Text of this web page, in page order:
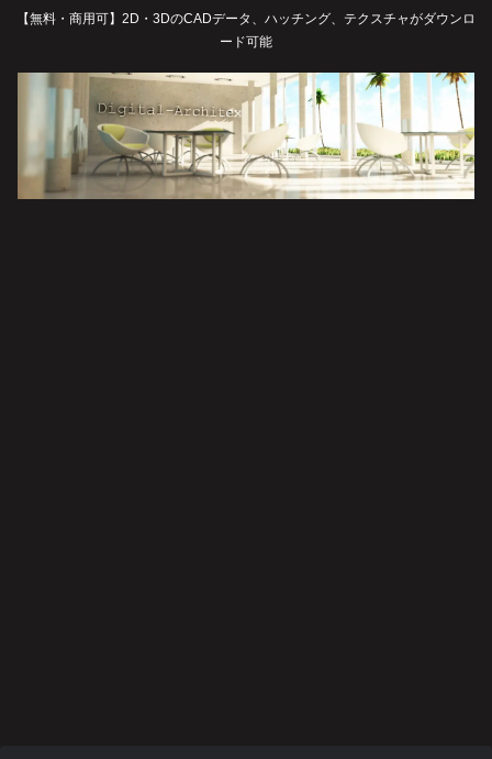
【無料・商用可】2D・3DのCADデータ、ハッチング、テクスチャがダウンロ
ード可能